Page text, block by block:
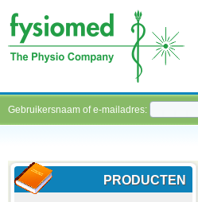
Gebruikersnaam of e-mailadres:
PRODUCTEN